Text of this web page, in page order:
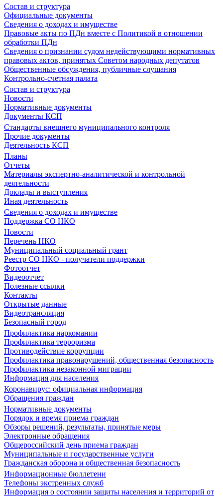
Состав и структура
Официальные документы
Сведения о доходах и имуществе
Правовые акты по ПДн вместе с Политикой в отношении
обработки ПДн
Сведения о признании судом недействующими нормативных
правовых актов, принятых Советом народных депутатов
Общественные обсуждения, публичные слушания
Контрольно-счетная палата
Состав и структура
Новости
Нормативные документы
Документы КСП
Стандарты внешнего муниципального контроля
Прочие документы
Деятельность КСП
Планы
Отчеты
Материалы экспертно-аналитической и контрольной
деятельности
Доклады и выступления
Иная деятельность
Сведения о доходах и имуществе
Поддержка СО НКО
Новости
Перечень НКО
Муниципальный социальный грант
Реестр СО НКО - получатели поддержки
Фотоотчет
Видеоотчет
Полезные ссылки
Контакты
Открытые данные
Видеотрансляция
Безопасный город
Профилактика наркомании
Профилактика терроризма
Противодействие коррупции
Профилактика правонарушений, общественная безопасность
Профилактика незаконной миграции
Информация для населения
Коронавирус: официальная информация
Обращения граждан
Нормативные документы
Порядок и время приема граждан
Обзоры решений, результаты, принятые меры
Электронные обращения
Общероссийский день приема граждан
Муниципальные и государственные услуги
Гражданская оборона и общественная безопасность
Информационные бюллетени
Телефоны экстренных служб
Информация о состоянии защиты населения и территорий от